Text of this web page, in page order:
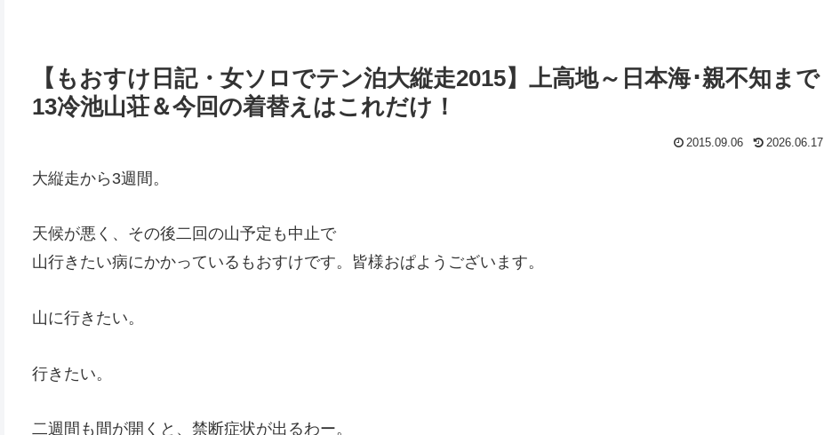
【もおすけ日記・女ソロでテン泊大縦走2015】上高地～日本海･親不知まで
13冷池山荘＆今回の着替えはこれだけ！
2015.09.06 2026.06.17
大縦走から3週間。
天候が悪く、その後二回の山予定も中止で
山行きたい病にかかっているもおすけです。皆様おぱようございます。
山に行きたい。
行きたい。
二週間も間が開くと、禁断症状が出るわー。